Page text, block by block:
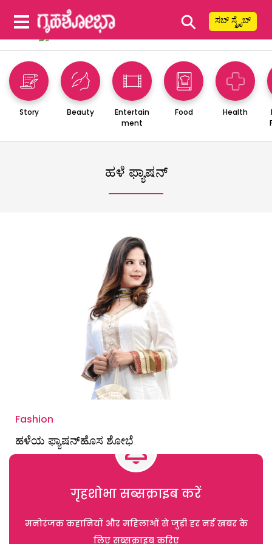
⚲ ಸಬ್ ಸ್ಕ್ರೈಬ್
Story Beauty
Entertain
ment
Food Health
ಹಳೆ ಫ್ಯಾಷನ್
Fashion
ಹಳೆಯ ಫ್ಯಾಷನ್‌ಹೊಸ ಶೋಭೆ
गृहशोभा सब्सक्राइब करें
मनोरंजक कहानियों और महिलाओं से जुड़ी हर नई खबर के
लिए सब्सक्राइब करिए